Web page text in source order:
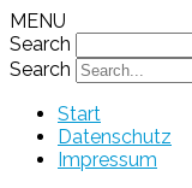
MENU
Search
Search
Start
Datenschutz
Impressum